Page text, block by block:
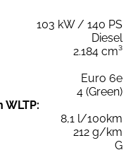
103 kW / 140 PS
Diesel
2.184 cm³
Euro 6e
4 (Green)
8,1 l/100km
212 g/km
G